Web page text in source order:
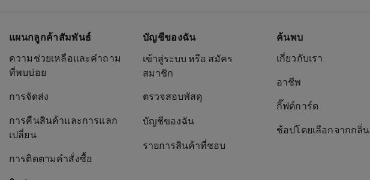
แผนกลูกค้าสัมพันธ์
ความช่วยเหลือและคำถาม
ที่พบบ่อย
การจัดส่ง
การคืนสินค้าและการแลก
เปลี่ยน
การติดตามคำสั่งซื้อ
บัญชีของฉัน
เข้าสู่ระบบ หรือ สมัคร
สมาชิก
ตรวจสอบพัสดุ
บัญชีของฉัน
รายการสินค้าที่ชอบ
ค้นพบ
เกี่ยวกับเรา
อาชีพ
กิ๊ฟต์การ์ด
ช้อปโดยเลือกจากกลิ่น